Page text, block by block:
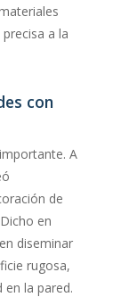
a la
con
A
de
en
diseminar
rugosa,
en la pared.